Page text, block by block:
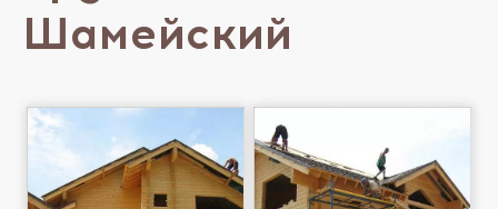
Шамейский